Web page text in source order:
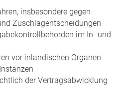
insbesondere gegen
Zuschlagentscheidungen
im In- und
vor inländischen Organen
der Vertragsabwicklung